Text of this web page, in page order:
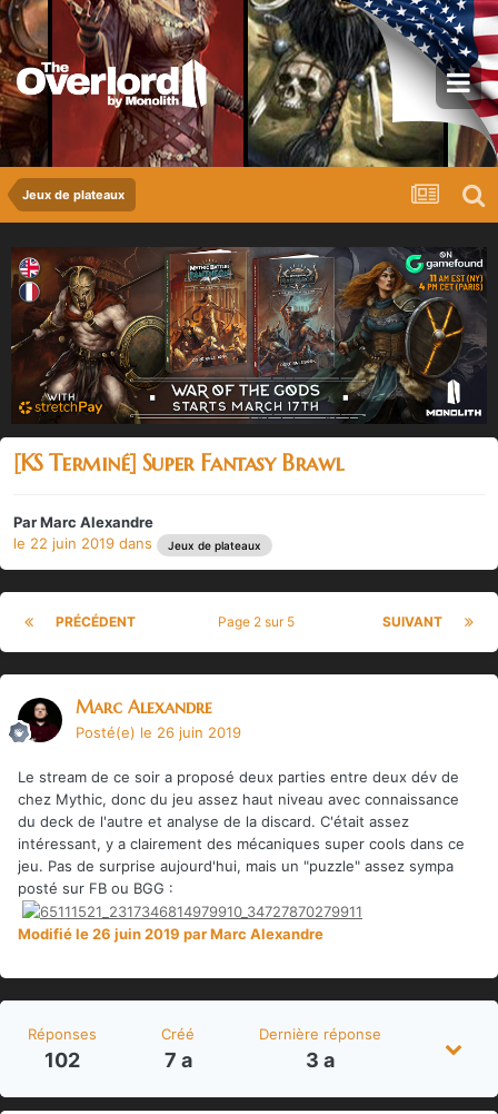
Jeux de plateaux
[KS Terminé] Super Fantasy Brawl
ParMarc Alexandre
le 22 juin 2019 dans Jeux de plateaux
PRÉCÉDENT SUIVANT
Page 2 sur 5
Marc Alexandre
Posté(e) le 26 juin 2019
Le stream de ce soir a proposé deux parties entre deux dév de
chez Mythic, donc du jeu assez haut niveau avec connaissance
du deck de l'autre et analyse de la discard. C'était assez
intéressant, y a clairement des mécaniques super cools dans ce
jeu. Pas de surprise aujourd'hui, mais un "puzzle" assez sympa
posté sur FB ou BGG :
Modifiéle 26 juin 2019 par Marc Alexandre
Réponses
102
Créé
7 a
Dernière réponse
3 a